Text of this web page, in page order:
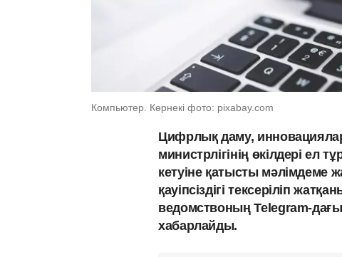
Компьютер. Көрнекі фото: pixabay.com
Цифрлық даму,
министрлігінің өкілдері ел
кетуіне қатысты мәлімдеме
қауіпсіздігі тексеріліп
ведомствоның Telegram-дағы
хабарлайды.